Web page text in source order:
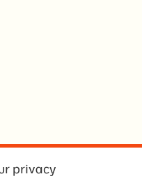
privacy